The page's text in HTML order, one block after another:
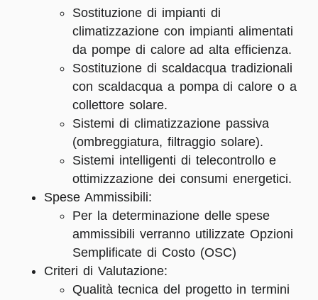
Sostituzione di impianti di
climatizzazione con impianti alimentati
da pompe di calore ad alta efficienza.
Sostituzione di scaldacqua tradizionali
con scaldacqua a pompa di calore o a
collettore solare.
Sistemi di climatizzazione passiva
(ombreggiatura, filtraggio solare).
Sistemi intelligenti di telecontrollo e
ottimizzazione dei consumi energetici.
Spese Ammissibili:
Per la determinazione delle spese
ammissibili verranno utilizzate Opzioni
Semplificate di Costo (OSC)
Criteri di Valutazione:
Qualità tecnica del progetto in termini